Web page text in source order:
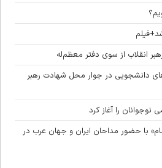
انقلاب از سوی دفتر معظم‌له
دانشجویی در جوار محل شهادت رهبر
را آغاز کرد
با حضور مداحان ایران و جهان عرب در